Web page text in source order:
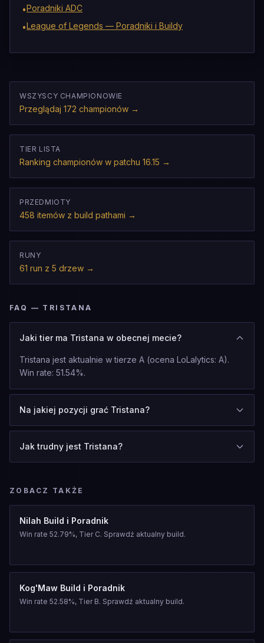
•Poradniki ADC
•League of Legends — Poradniki i Buildy
WSZYSCY CHAMPIONOWIE
Przeglądaj 172 championów →
TIER LISTA
Ranking championów w patchu 16.15 →
PRZEDMIOTY
458 itemów z build pathami →
RUNY
61 run z 5 drzew →
FAQ — TRISTANA
Jaki tier ma Tristana w obecnej mecie?
Tristana jest aktualnie w tierze A (ocena LoLalytics: A).
Win rate: 51.54%.
Na jakiej pozycji grać Tristana?
Jak trudny jest Tristana?
ZOBACZ TAKŻE
Nilah Build i Poradnik
Win rate 52.79%, Tier C. Sprawdź aktualny build.
Kog'Maw Build i Poradnik
Win rate 52.58%, Tier B. Sprawdź aktualny build.